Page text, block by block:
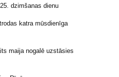
dzimšanas dienu
katra mūsdienīga
maija nogalē uzstāsies